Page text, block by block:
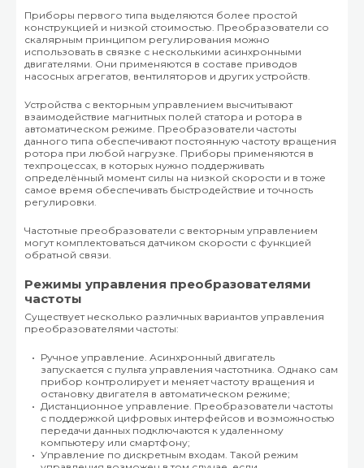
Приборы первого типа выделяются более простой
конструкцией и низкой стоимостью. Преобразователи со
скалярным принципом регулирования можно
использовать в связке с несколькими асинхронными
двигателями. Они применяются в составе приводов
насосных агрегатов, вентиляторов и других устройств.
Устройства с векторным управлением высчитывают
взаимодействие магнитных полей статора и ротора в
автоматическом режиме. Преобразователи частоты
данного типа обеспечивают постоянную частоту вращения
ротора при любой нагрузке. Приборы применяются в
техпроцессах, в которых нужно поддерживать
определённый момент силы на низкой скорости и в тоже
самое время обеспечивать быстродействие и точность
регулировки.
Частотные преобразователи с векторным управлением
могут комплектоваться датчиком скорости с функцией
обратной связи.
Режимы управления преобразователями
частоты
Существует несколько различных вариантов управления
преобразователями частоты:
Ручное управление. Асинхронный двигатель
запускается с пульта управления частотника. Однако сам
прибор контролирует и меняет частоту вращения и
остановку двигателя в автоматическом режиме;
Дистанционное управление. Преобразователи частоты
с поддержкой цифровых интерфейсов и возможностью
передачи данных подключаются к удаленному
компьютеру или смартфону;
Управление по дискретным входам. Такой режим